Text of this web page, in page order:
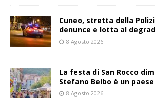
Cuneo, stretta della
denunce e lotta al
8 Agosto 2026
La festa di San Rocco
Stefano Belbo è un
8 Agosto 2026